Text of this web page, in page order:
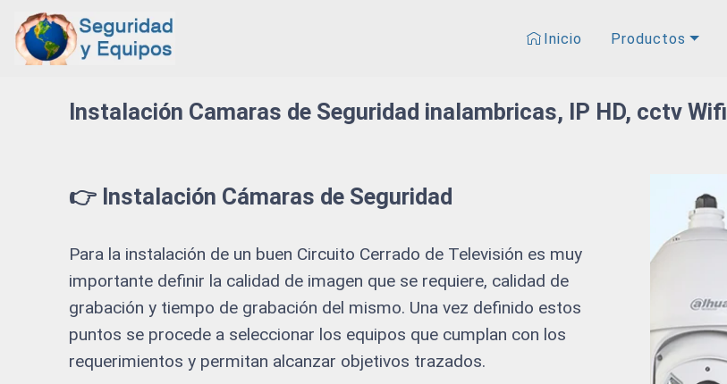
Inicio Productos
Instalación Camaras de Seguridad inalambricas, IP HD, cctv Wifi
👉 Instalación Cámaras de Seguridad
Para la instalación de un buen Circuito Cerrado de Televisión es muy
importante definir la calidad de imagen que se requiere, calidad de
grabación y tiempo de grabación del mismo. Una vez definido estos
puntos se procede a seleccionar los equipos que cumplan con los
requerimientos y permitan alcanzar objetivos trazados.